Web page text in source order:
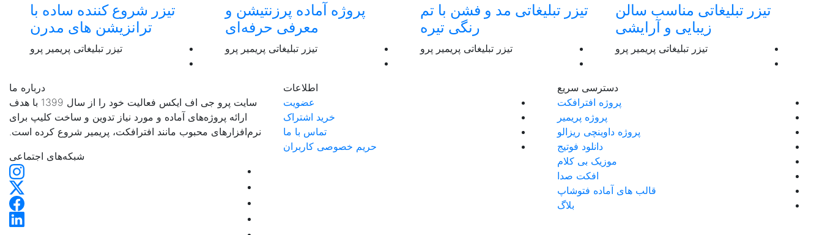
تیزر تبلیغاتی مناسب سالن
زیبایی و آرایشی
تیزر تبلیغاتی پریمیر پرو
تیزر تبلیغاتی مد و فشن با تم
رنگی تیره
تیزر تبلیغاتی پریمیر پرو
پروژه آماده پرزنتیشن و
معرفی حرفه‌ای
تیزر تبلیغاتی پریمیر پرو
تیزر شروع کننده ساده با
ترانزیشن های مدرن
تیزر تبلیغاتی پریمیر پرو
دسترسی سریع
پروژه افترافکت
پروژه پریمیر
پروژه داوینچی ریزالو
دانلود فوتیج
موزیک بی کلام
افکت صدا
قالب های آماده فتوشاپ
بلاگ
اطلاعات
عضویت
خرید اشتراک
تماس با ما
حریم خصوصی کاربران
درباره ما
سایت پرو جی اف ایکس فعالیت خود را از سال 1399 با هدف
ارائه پروژه‌های آماده و مورد نیاز تدوین و ساخت کلیپ برای
نرم‌افزارهای محبوب مانند افترافکت، پریمیر شروع کرده است.
شبکه‌های اجتماعی